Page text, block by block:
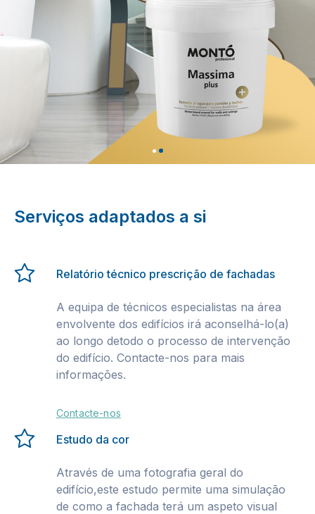
Serviços adaptados a si
Relatório técnico prescrição de fachadas
A equipa de técnicos especialistas na área
envolvente dos edifícios irá aconselhá-lo(a)
ao longo detodo o processo de intervenção
do edifício. Contacte-nos para mais
informações.
Contacte-nos
Estudo da cor
Através de uma fotografia geral do
edifício,este estudo permite uma simulação
de como a fachada terá um aspeto visual